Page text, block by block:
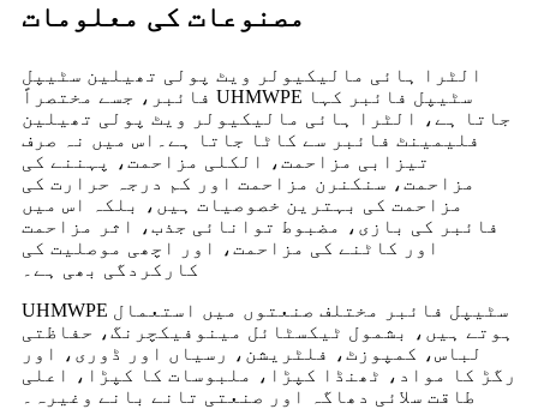
مصنوعات کی معلومات
الٹرا ہائی مالیکیولر ویٹ پولی تھیلین سٹیپل
فائبر، جسے مختصراً UHMWPE سٹیپل فائبر کہا
جاتا ہے، الٹرا ہائی مالیکیولر ویٹ پولی تھیلین
فلیمینٹ فائبر سے کاٹا جاتا ہے۔اس میں نہ صرف
تیزابی مزاحمت، الکلی مزاحمت، پہننے کی
مزاحمت، سنکنرن مزاحمت اور کم درجہ حرارت کی
مزاحمت کی بہترین خصوصیات ہیں، بلکہ اس میں
فائبر کی بازی، مضبوط توانائی جذب، اثر مزاحمت
اور کاٹنے کی مزاحمت، اور اچھی موصلیت کی
کارکردگی بھی ہے۔
UHMWPE سٹیپل فائبر مختلف صنعتوں میں استعمال
ہوتے ہیں، بشمول ٹیکسٹائل مینوفیکچرنگ، حفاظتی
لباس، کمپوزٹ، فلٹریشن، رسیاں اور ڈوری، اور
رگڑ کا مواد، ٹھنڈا کپڑا، ملبوسات کا کپڑا، اعلی
طاقت سلائی دھاگہ اور صنعتی تانے بانے وغیرہ۔